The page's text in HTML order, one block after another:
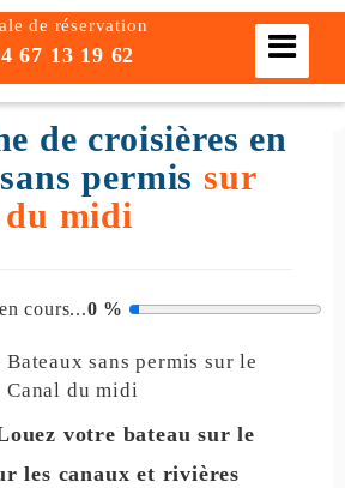
de réservation
67 13 19 62
permis sur
du midi
cours...0 %
Bateaux sans permis sur le
Canal du midi
votre bateau sur le
les canaux et rivières